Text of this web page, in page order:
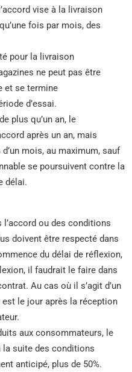
vise à la livraison
fois par mois, des
pour la livraison
ne peut pas être
et se termine
d’essai.
plus qu’un an, le
après un an, mais
mois, au maximum, sauf
se poursuivent contre la
délai.
ou des conditions
doivent être respecté dans
du délai de réflexion,
il faudrait le faire dans
Au cas où il s’agit d’un
le jour après la réception
aux consommateurs, le
la suite des conditions
anticipé, plus de 50%.